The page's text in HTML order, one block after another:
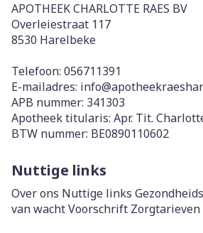
APOTHEEK CHARLOTTE RAES BV
Overleiestraat 117
8530 Harelbeke
Telefoon: 056711391
E-mailadres: info@
APB nummer: 341303
Apotheek titularis: Apr. Tit.
BTW nummer: BE0890110602
Nuttige links
Over ons Nuttige links
van wachtVoorschrift Zorgtarieven